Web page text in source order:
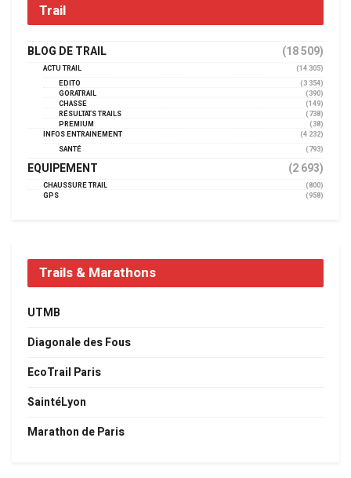
Trail
BLOG DE TRAIL (18 509)
ACTU TRAIL
(14 305)
EDITO
(3 354)
GORATRAIL
(390)
CHASSE
(149)
RÉSULTATS TRAILS
(738)
PREMIUM
(38)
INFOS ENTRAINEMENT
(4 232)
SANTÉ
(793)
EQUIPEMENT (2 693)
CHAUSSURE TRAIL
(800)
GPS
(958)
Trails & Marathons
UTMB
Diagonale des Fous
EcoTrail Paris
SaintéLyon
Marathon de Paris